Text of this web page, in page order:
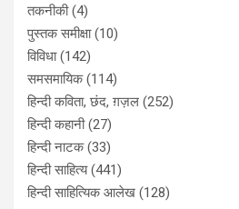
तकनीकी(4)
पुस्‍तक समीक्षा(10)
विविधा(142)
समसमायिक(114)
हिन्दी कविता, छंद, ग़ज़ल (252)
हिन्दी कहानी(27)
हिन्‍दी नाटक(33)
हिन्दी साहित्य(441)
हिन्दी साहित्यिक आलेख (128)